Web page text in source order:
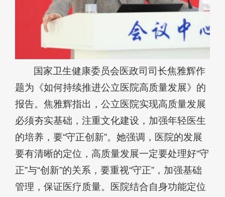
国家卫生健康委员会医政司司长焦雅辉作
题为《如何持续推进公立医院高质量发展》的
报告。焦雅辉指出，公立医院实现高质量发展
必须夯实基础，注重文化建设，加强年轻医生
的培养，要“守正创新”。她强调，医院的发展
要有清晰的定位，高质量发展一定要处理好“守
正”与“创新”的关系，要重视“守正”，加强基础
管理，保证医疗质量。医院结合自身功能定位